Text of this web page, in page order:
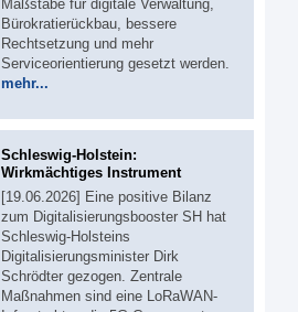
Maßstäbe für digitale Verwaltung,
Bürokratierückbau, bessere
Rechtsetzung und mehr
Serviceorientierung gesetzt werden.
mehr...
Schleswig-Holstein:
Wirkmächtiges Instrument
[19.06.2026] Eine positive Bilanz
zum Digitalisierungsbooster SH hat
Schleswig-Holsteins
Digitalisierungsminister Dirk
Schrödter gezogen. Zentrale
Maßnahmen sind eine LoRaWAN-